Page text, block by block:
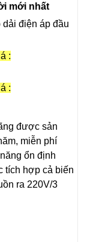
mới nhất
dải điện áp đầu
:
:
được sản
miễn phí
ổn định
tích hợp cả biến
ra 220V/3